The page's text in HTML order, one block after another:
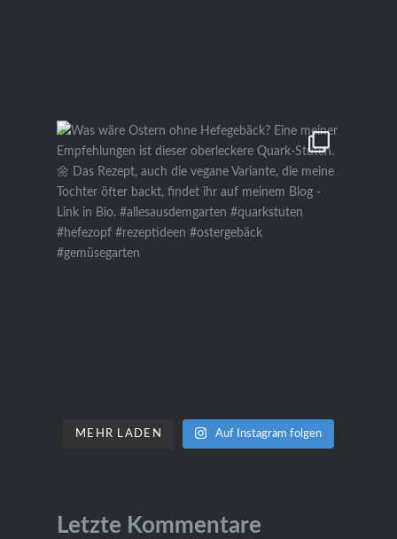
MEHR LADEN Auf Instagram folgen
Letzte Kommentare